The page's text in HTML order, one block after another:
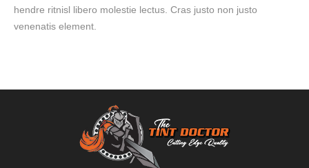
hendre ritnisl libero molestie lectus. Cras justo non justo
venenatis element.